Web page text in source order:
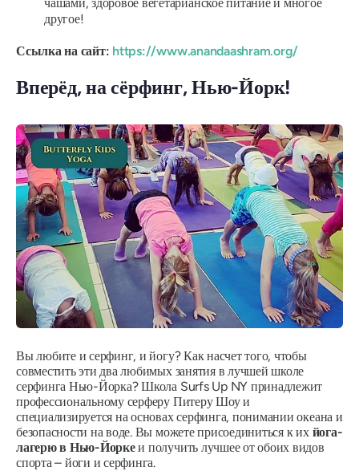
чашами, здоровое вегетарианское питание и многое
другое!
Ссылка на сайт: https://www.anandaashram.org/
Вперёд, на сёрфинг, Нью-Йорк!
Вы любите и серфинг, и йогу? Как насчет того, чтобы
совместить эти два любимых занятия в лучшей школе
серфинга Нью-Йорка? Школа Surfs Up NY принадлежит
профессиональному серферу Питеру Шоу и
специализируется на основах серфинга, понимании океана и
безопасности на воде. Вы можете присоединиться к их йога-
лагерю в Нью-Йоркеи получить лучшее от обоих видов
спорта – йоги и серфинга.